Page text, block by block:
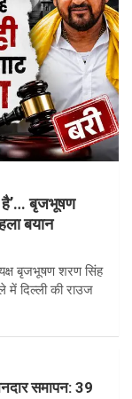
है’… बृजभूषण
बयान
बृजभूषण शरण सिंह
में दिल्ली की राउज
समापन: 39